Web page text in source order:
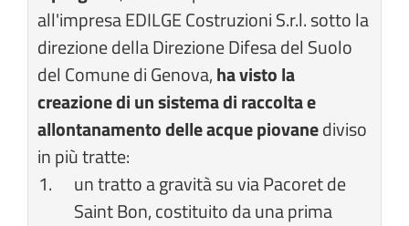
all'impresa EDILGE Costruzioni S.r.l. sotto la
direzione della Direzione Difesa del Suolo
del Comune di Genova,ha visto la
creazione di un sistema di raccolta e
allontanamento delle acque piovanediviso
in più tratte:
un tratto a gravità su via Pacoret de
Saint Bon, costituito da una prima